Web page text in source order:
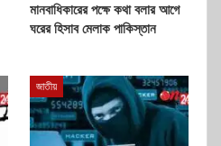
মানবাধিকারের পক্ষে কথা বলার আগে
ঘরের হিসাব মেলাক পাকিস্তান
জাতীয়